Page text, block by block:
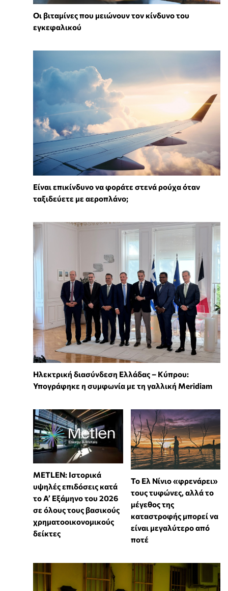
Οι βιταμίνες που μειώνουν τον κίνδυνο του
εγκεφαλικού
⁠Είναι επικίνδυνο να φοράτε στενά ρούχα όταν
ταξιδεύετε με αεροπλάνο;
Ηλεκτρική διασύνδεση Ελλάδας – Κύπρου:
Υπογράφηκε η συμφωνία με τη γαλλική Meridiam
METLEN: Ιστορικά
υψηλές επιδόσεις κατά
το Α’ Εξάμηνο του 2026
σε όλους τους βασικούς
χρηματοοικονομικούς
δείκτες
Το Ελ Νίνιο «φρενάρει»
τους τυφώνες, αλλά το
μέγεθος της
καταστροφής μπορεί να
είναι μεγαλύτερο από
ποτέ